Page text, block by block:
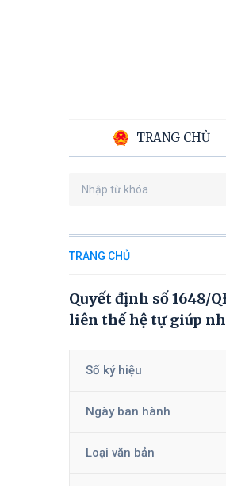
TRANG CHỦ
TRANG CHỦ
Quyết định số 1648/
liên thế hệ tự giúp
Số ký hiệu
Ngày ban hành
Loại văn bản